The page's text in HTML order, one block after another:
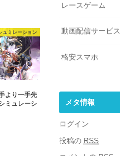
ュミレーション
より一手先
ミュレーシ
レースゲーム
動画配信サービス
格安スマホ
メタ情報
ログイン
投稿の RSS